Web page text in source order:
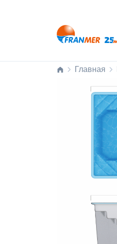
Главная